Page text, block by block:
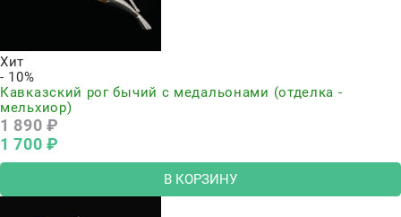
Хит
- 10%
Кавказский рог бычий с медальонами (отделка -
мельхиор)
1 890 ₽
1 700 ₽
В КОРЗИНУ